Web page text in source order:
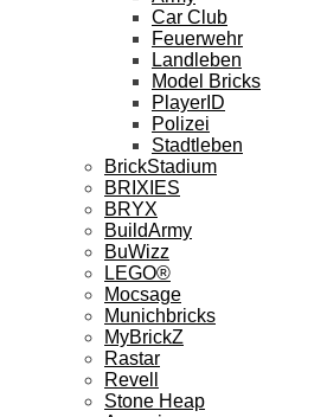
Car Club
Feuerwehr
Landleben
Model Bricks
PlayerID
Polizei
Stadtleben
BrickStadium
BRIXIES
BRYX
BuildArmy
BuWizz
LEGO®
Mocsage
Munichbricks
MyBrickZ
Rastar
Revell
Stone Heap